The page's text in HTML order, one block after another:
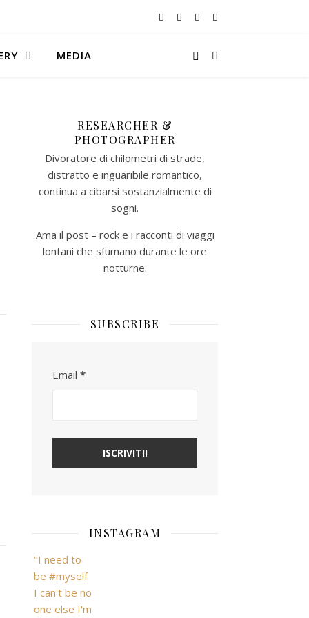
MEDIA
RESEARCHER &
PHOTOGRAPHER
Divoratore di chilometri di strade,
distratto e inguaribile romantico,
continua a cibarsi sostanzialmente di
sogni.
Ama il post – rock e i racconti di viaggi
lontani che sfumano durante le ore
notturne.​
SUBSCRIBE
Email *
INSTAGRAM
"I need to
be #myself
I can't be no
one else I'm